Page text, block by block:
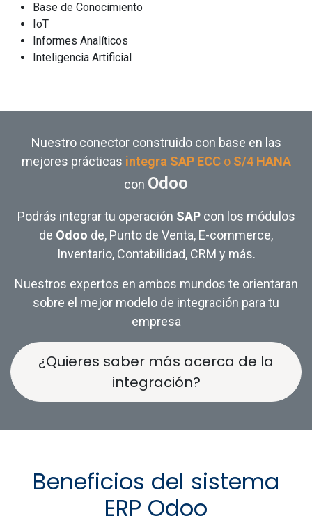
Base de Conocimiento
IoT
Informes Analíticos
Inteligencia Artificial
Nuestro conector construido con base en las
mejores prácticas integra SAP ECCo S/4 HANA
con Odoo
Podrás integrar tu operación SAP con los módulos
de Odoo de, Punto de Venta, E-commerce,
Inventario, Contabilidad, CRM y más.
Nuestros expertos en ambos mundos te orientaran
sobre el mejor modelo de integración para tu
empresa
¿Quieres saber más acerca de la
integración?
Beneficios del sistema
ERP Odoo